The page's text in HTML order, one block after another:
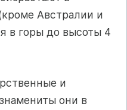
Австралии и
в горы до высоты 4
и
они в